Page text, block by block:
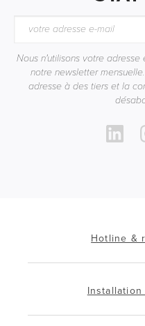
Nous n'utilisons votre
notre newsletter
adresse à des tiers et la
Hotline &